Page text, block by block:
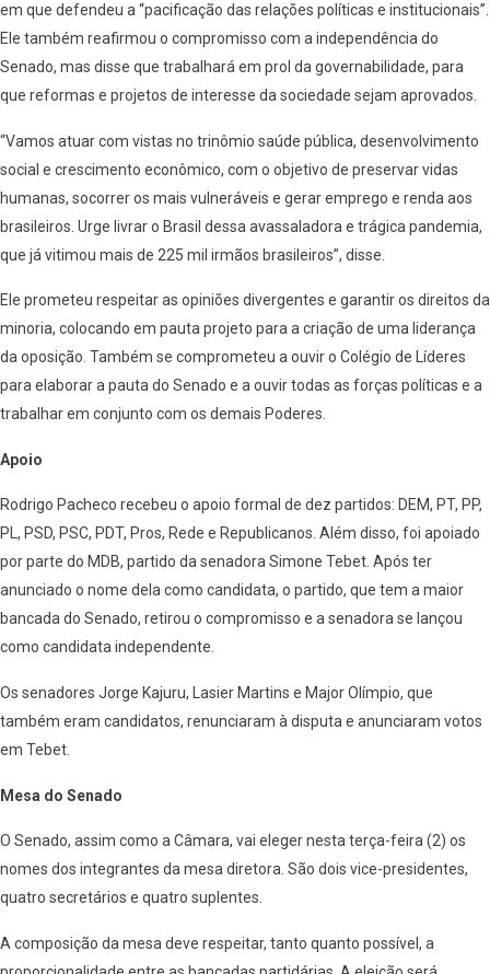
em que defendeu a “pacificação das relações políticas e institucionais”.
Ele também reafirmou o compromisso com a independência do
Senado, mas disse que trabalhará em prol da governabilidade, para
que reformas e projetos de interesse da sociedade sejam aprovados.
“Vamos atuar com vistas no trinômio saúde pública, desenvolvimento
social e crescimento econômico, com o objetivo de preservar vidas
humanas, socorrer os mais vulneráveis e gerar emprego e renda aos
brasileiros. Urge livrar o Brasil dessa avassaladora e trágica pandemia,
que já vitimou mais de 225 mil irmãos brasileiros”, disse.
Ele prometeu respeitar as opiniões divergentes e garantir os direitos da
minoria, colocando em pauta projeto para a criação de uma liderança
da oposição. Também se comprometeu a ouvir o Colégio de Líderes
para elaborar a pauta do Senado e a ouvir todas as forças políticas e a
trabalhar em conjunto com os demais Poderes.
Apoio
Rodrigo Pacheco recebeu o apoio formal de dez partidos: DEM, PT, PP,
PL, PSD, PSC, PDT, Pros, Rede e Republicanos. Além disso, foi apoiado
por parte do MDB, partido da senadora Simone Tebet. Após ter
anunciado o nome dela como candidata, o partido, que tem a maior
bancada do Senado, retirou o compromisso e a senadora se lançou
como candidata independente.
Os senadores Jorge Kajuru, Lasier Martins e Major Olímpio, que
também eram candidatos, renunciaram à disputa e anunciaram votos
em Tebet.
Mesa do Senado
O Senado, assim como a Câmara, vai eleger nesta terça-feira (2) os
nomes dos integrantes da mesa diretora. São dois vice-presidentes,
quatro secretários e quatro suplentes.
A composição da mesa deve respeitar, tanto quanto possível, a